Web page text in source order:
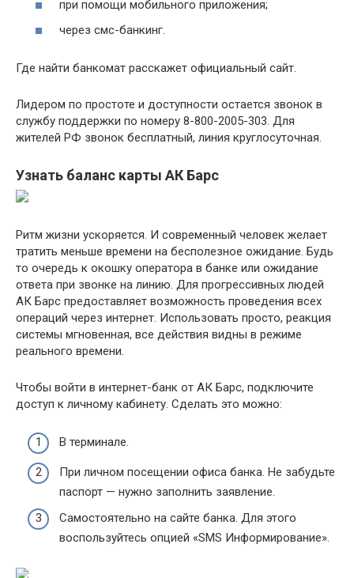
при помощи мобильного приложения;
через смс-банкинг.
Где найти банкомат расскажет официальный сайт.
Лидером по простоте и доступности остается звонок в
службу поддержки по номеру 8-800-2005-303. Для
жителей РФ звонок бесплатный, линия круглосуточная.
Узнать баланс карты АК Барс
Ритм жизни ускоряется. И современный человек желает
тратить меньше времени на бесполезное ожидание. Будь
то очередь к окошку оператора в банке или ожидание
ответа при звонке на линию. Для прогрессивных людей
АК Барс предоставляет возможность проведения всех
операций через интернет. Использовать просто, реакция
системы мгновенная, все действия видны в режиме
реального времени.
Чтобы войти в интернет-банк от АК Барс, подключите
доступ к личному кабинету. Сделать это можно:
В терминале.
При личном посещении офиса банка. Не забудьте
паспорт — нужно заполнить заявление.
Самостоятельно на сайте банка. Для этого
воспользуйтесь опцией «SMS Информирование».